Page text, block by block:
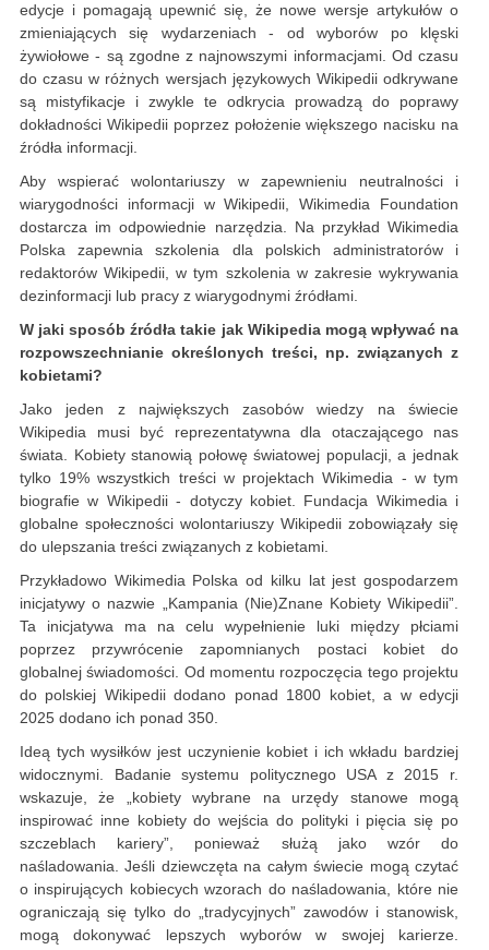
edycje i pomagają upewnić się, że nowe wersje artykułów o
zmieniających się wydarzeniach - od wyborów po klęski
żywiołowe - są zgodne z najnowszymi informacjami. Od czasu
do czasu w różnych wersjach językowych Wikipedii odkrywane
są mistyfikacje i zwykle te odkrycia prowadzą do poprawy
dokładności Wikipedii poprzez położenie większego nacisku na
źródła informacji.
Aby wspierać wolontariuszy w zapewnieniu neutralności i
wiarygodności informacji w Wikipedii, Wikimedia Foundation
dostarcza im odpowiednie narzędzia. Na przykład Wikimedia
Polska zapewnia szkolenia dla polskich administratorów i
redaktorów Wikipedii, w tym szkolenia w zakresie wykrywania
dezinformacji lub pracy z wiarygodnymi źródłami.
W jaki sposób źródła takie jak Wikipedia mogą wpływać na
rozpowszechnianie określonych treści, np. związanych z
kobietami?
Jako jeden z największych zasobów wiedzy na świecie
Wikipedia musi być reprezentatywna dla otaczającego nas
świata. Kobiety stanowią połowę światowej populacji, a jednak
tylko 19% wszystkich treści w projektach Wikimedia - w tym
biografie w Wikipedii - dotyczy kobiet. Fundacja Wikimedia i
globalne społeczności wolontariuszy Wikipedii zobowiązały się
do ulepszania treści związanych z kobietami.
Przykładowo Wikimedia Polska od kilku lat jest gospodarzem
inicjatywy o nazwie „Kampania (Nie)Znane Kobiety Wikipedii”.
Ta inicjatywa ma na celu wypełnienie luki między płciami
poprzez przywrócenie zapomnianych postaci kobiet do
globalnej świadomości. Od momentu rozpoczęcia tego projektu
do polskiej Wikipedii dodano ponad 1800 kobiet, a w edycji
2025 dodano ich ponad 350.
Ideą tych wysiłków jest uczynienie kobiet i ich wkładu bardziej
widocznymi. Badanie systemu politycznego USA z 2015 r.
wskazuje, że „kobiety wybrane na urzędy stanowe mogą
inspirować inne kobiety do wejścia do polityki i pięcia się po
szczeblach kariery”, ponieważ służą jako wzór do
naśladowania. Jeśli dziewczęta na całym świecie mogą czytać
o inspirujących kobiecych wzorach do naśladowania, które nie
ograniczają się tylko do „tradycyjnych” zawodów i stanowisk,
mogą dokonywać lepszych wyborów w swojej karierze.